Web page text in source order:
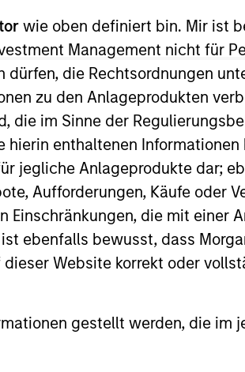
wie oben definiert bin. Mir ist
Management nicht für
die Rechtsordnungen
zu den Anlageprodukten
die im Sinne der
hierin enthaltenen Informationen
jegliche Anlageprodukte dar;
Aufforderungen, Käufe oder
die mit einer
ebenfalls bewusst, dass
Website korrekt oder
gestellt werden, die im
Huff Asset Management.
Analyst designation.
View Team
and on larger, higher-